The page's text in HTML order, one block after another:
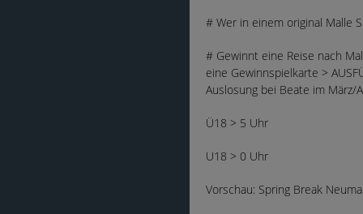
# Wer in einem original Malle
# Gewinnt eine Reise nach
eine Gewinnspielkarte >
Auslosung bei Beate im März/
Ü18 > 5 Uhr
U18 > 0 Uhr
Vorschau: Spring Break